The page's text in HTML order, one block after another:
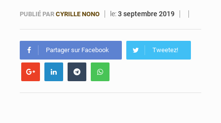
PUBLIÉ PAR CYRILLE NONO le:3 septembre 2019
Partager sur Facebook Tweetez!